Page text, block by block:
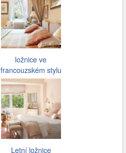
ložnice ve
francouzském stylu
Letní ložnice